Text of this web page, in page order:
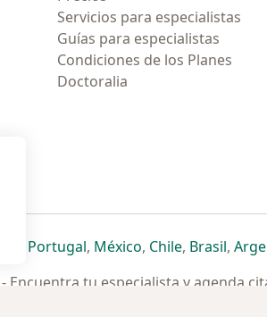
Servicios para especialistas
Guías para especialistas
Condiciones de los Planes
Doctoralia
pestaña
en una nueva pestaña
se abre en una nueva pestaña
Portugalse abre en una nueva
, Méxicose abre en una
, Chilese abre en
, Brasilse
,
Encuentra tu especialista y agenda